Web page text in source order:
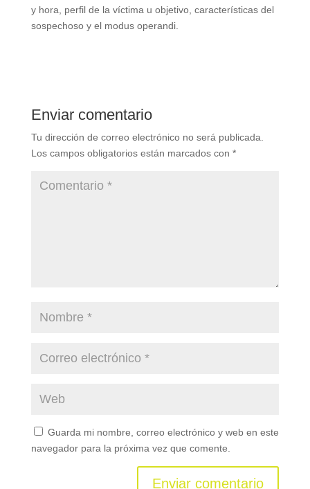
y hora, perfil de la víctima u objetivo, características del
sospechoso y el modus operandi.
Enviar comentario
Tu dirección de correo electrónico no será publicada.
Los campos obligatorios están marcados con *
Guarda mi nombre, correo electrónico y web en este
navegador para la próxima vez que comente.